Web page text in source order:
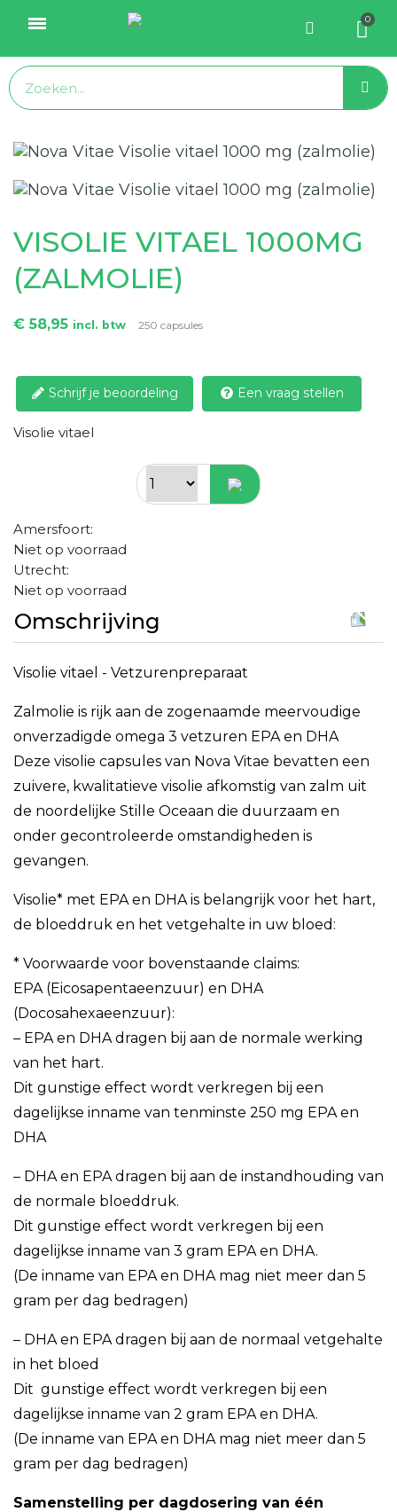
VISOLIE VITAEL 1000MG
(ZALMOLIE)
€ 58,95 incl. btw 250 capsules
Schrijf je beoordeling Een vraag stellen
Visolie vitael
Amersfoort:
Niet op voorraad
Utrecht:
Niet op voorraad
Omschrijving
Visolie vitael - Vetzurenpreparaat
Zalmolie is rijk aan de zogenaamde meervoudige
onverzadigde omega 3 vetzuren EPA en DHA
Deze visolie capsules van Nova Vitae bevatten een
zuivere, kwalitatieve visolie afkomstig van zalm uit
de noordelijke Stille Oceaan die duurzaam en
onder gecontroleerde omstandigheden is
gevangen.
Visolie* met EPA en DHA is belangrijk voor het hart,
de bloeddruk en het vetgehalte in uw bloed:
* Voorwaarde voor bovenstaande claims:
EPA (Eicosapentaeenzuur) en DHA
(Docosahexaeenzuur):
– EPA en DHA dragen bij aan de normale werking
van het hart.
Dit gunstige effect wordt verkregen bij een
dagelijkse inname van tenminste 250 mg EPA en
DHA
– DHA en EPA dragen bij aan de instandhouding van
de normale bloeddruk.
Dit gunstige effect wordt verkregen bij een
dagelijkse inname van 3 gram EPA en DHA.
(De inname van EPA en DHA mag niet meer dan 5
gram per dag bedragen)
– DHA en EPA dragen bij aan de normaal vetgehalte
in het bloed
Dit gunstige effect wordt verkregen bij een
dagelijkse inname van 2 gram EPA en DHA.
(De inname van EPA en DHA mag niet meer dan 5
gram per dag bedragen)
Samenstelling per dagdosering van één